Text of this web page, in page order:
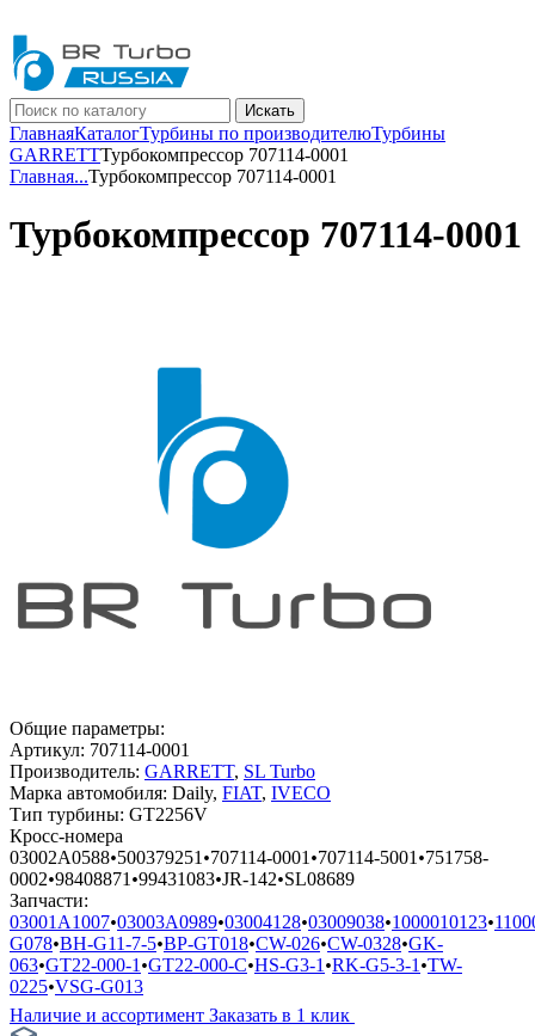
Искать
ГлавнаяКаталогТурбины по производителюТурбины
GARRETTТурбокомпрессор 707114-0001
Главная...Турбокомпрессор 707114-0001
Турбокомпрессор 707114-0001
Общие параметры:
Артикул: 707114-0001
Производитель: GARRETT, SL Turbo
Марка автомобиля: Daily, FIAT, IVECO
Тип турбины: GT2256V
Кросс-номера
03002A0588•500379251 •707114-0001 •707114-5001 •751758-
0002•98408871 •99431083•JR-142•SL08689
Запчасти:
03001A1007•03003A0989•03004128•03009038•1000010123•
G078•BH-G11-7-5•BP-GT018•CW-026•CW-0328•GK-
063•GT22-000-1 •GT22-000-C•HS-G3-1 •RK-G5-3-1 •TW-
0225•VSG-G013
Наличие и ассортимент Заказать в 1 клик